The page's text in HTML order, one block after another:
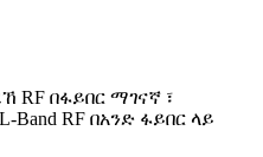
RF በፋይበር ማገናኛ ፣
L-Band RF በአንድ ፋይበር ላይ